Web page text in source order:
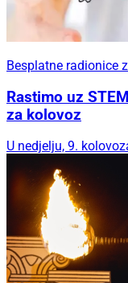
Besplatne radionice
Rastimo uz
za kolovoz
U nedjelju, 9.